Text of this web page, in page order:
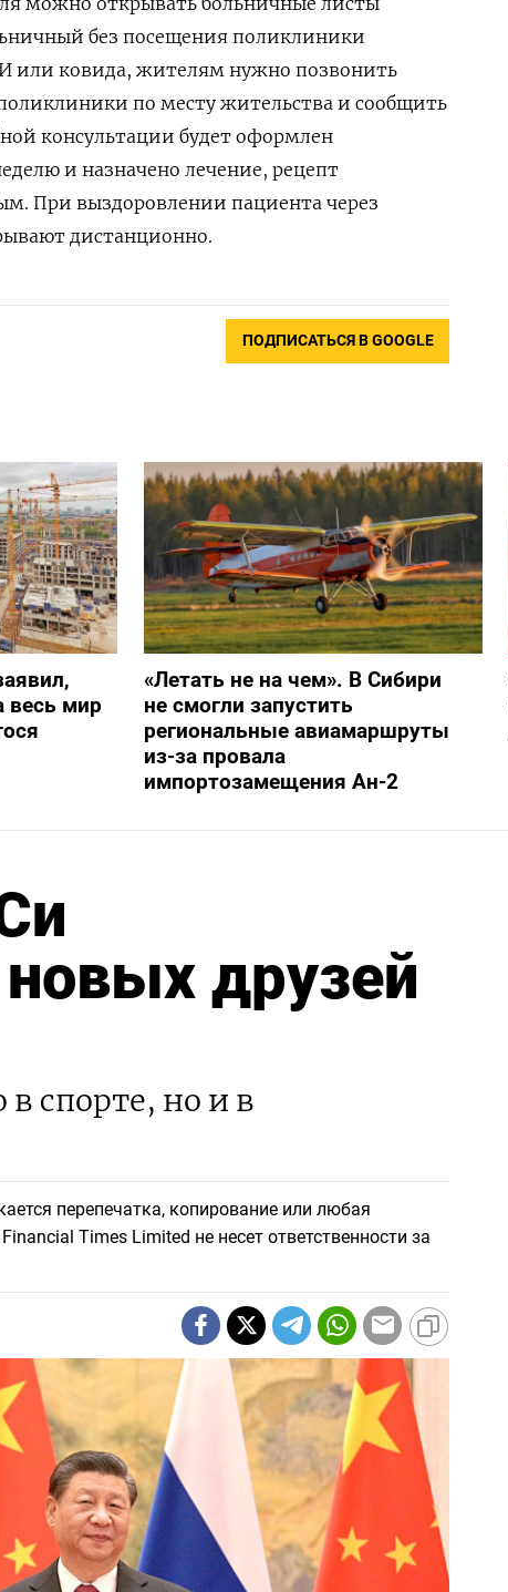
без посещения поликлиники
или ковида, жителям нужно позвонить
по месту жительства и сообщить
консультации будет оформлен
и назначено лечение, рецепт
При выздоровлении пациента через
дистанционно.
ПОДПИСАТЬСЯ В GOOGLE
весь мир
«Летать не на чем». В Сибири
не смогли запустить
региональные авиамаршруты
из-за провала
импортозамещения Ан-2
друзей
спорте, но и в
перепечатка, копирование или любая
Times Limited не несет ответственности за